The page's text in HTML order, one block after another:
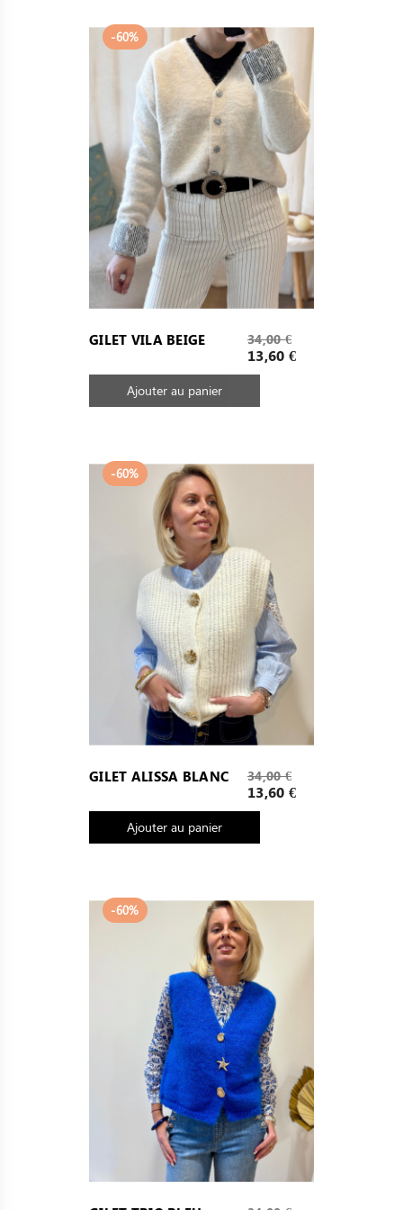
GILET VILA BEIGE
Prix
de
base
34,00 €
Prix
13,60 €
Ajouter au panier
-60%
GILET ALISSA BLANC
Prix
de
base
34,00 €
Prix
13,60 €
Ajouter au panier
-60%
-60%